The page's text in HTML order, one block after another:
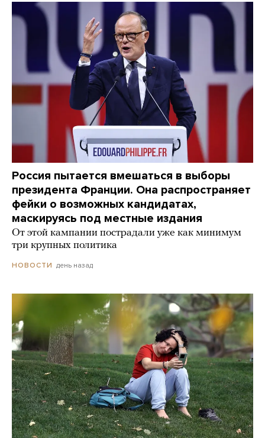
Россия пытается вмешаться в выборы
президента Франции. Она распространяет
фейки о возможных кандидатах,
маскируясь под местные издания
От этой кампании пострадали уже как минимум
три крупных политика
НОВОСТИ день назад